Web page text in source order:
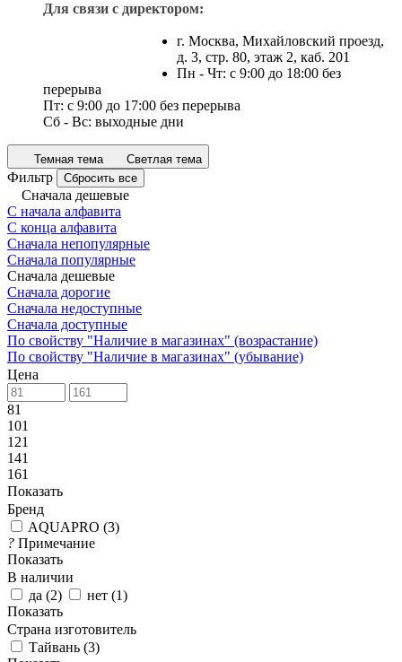
Для связи с директором:
г. Москва, Михайловский проезд,
д. 3, стр. 80, этаж 2, каб. 201
Пн - Чт: с 9:00 до 18:00 без
перерыва
Пт: с 9:00 до 17:00 без перерыва
Сб - Вс: выходные дни
Темная тема Светлая тема
Фильтр Сбросить все
Сначала дешевые
С начала алфавита
С конца алфавита
Сначала непопулярные
Сначала популярные
Сначала дешевые
Сначала дорогие
Сначала недоступные
Сначала доступные
По свойству "Наличие в магазинах" (возрастание)
По свойству "Наличие в магазинах" (убывание)
Цена
81
101
121
141
161
Показать
Бренд
AQUAPRO (3)
? Примечание
Показать
В наличии
да (2) нет (1)
Показать
Страна изготовитель
Тайвань (3)